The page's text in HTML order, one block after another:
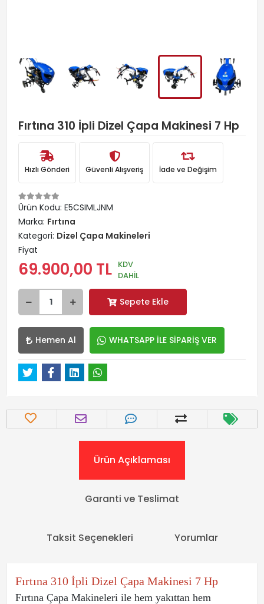
Fırtına 310 İpli Dizel Çapa Makinesi 7 Hp
Hızlı Gönderi Güvenli Alışveriş İade ve Değişim
Ürün Kodu: E5CSIMLJNM
Marka: Fırtına
Kategori: Dizel Çapa Makineleri
Fiyat
69.900,00 TL KDV
DAHİL
Sepete Ekle
Hemen Al WHATSAPP İLE SİPARİŞ VER
Ürün Açıklaması
Garanti ve Teslimat
Taksit Seçenekleri Yorumlar
Fırtına 310 İpli Dizel Çapa Makinesi 7 Hp
Fırtına Çapa Makineleri ile hem yakıttan hem